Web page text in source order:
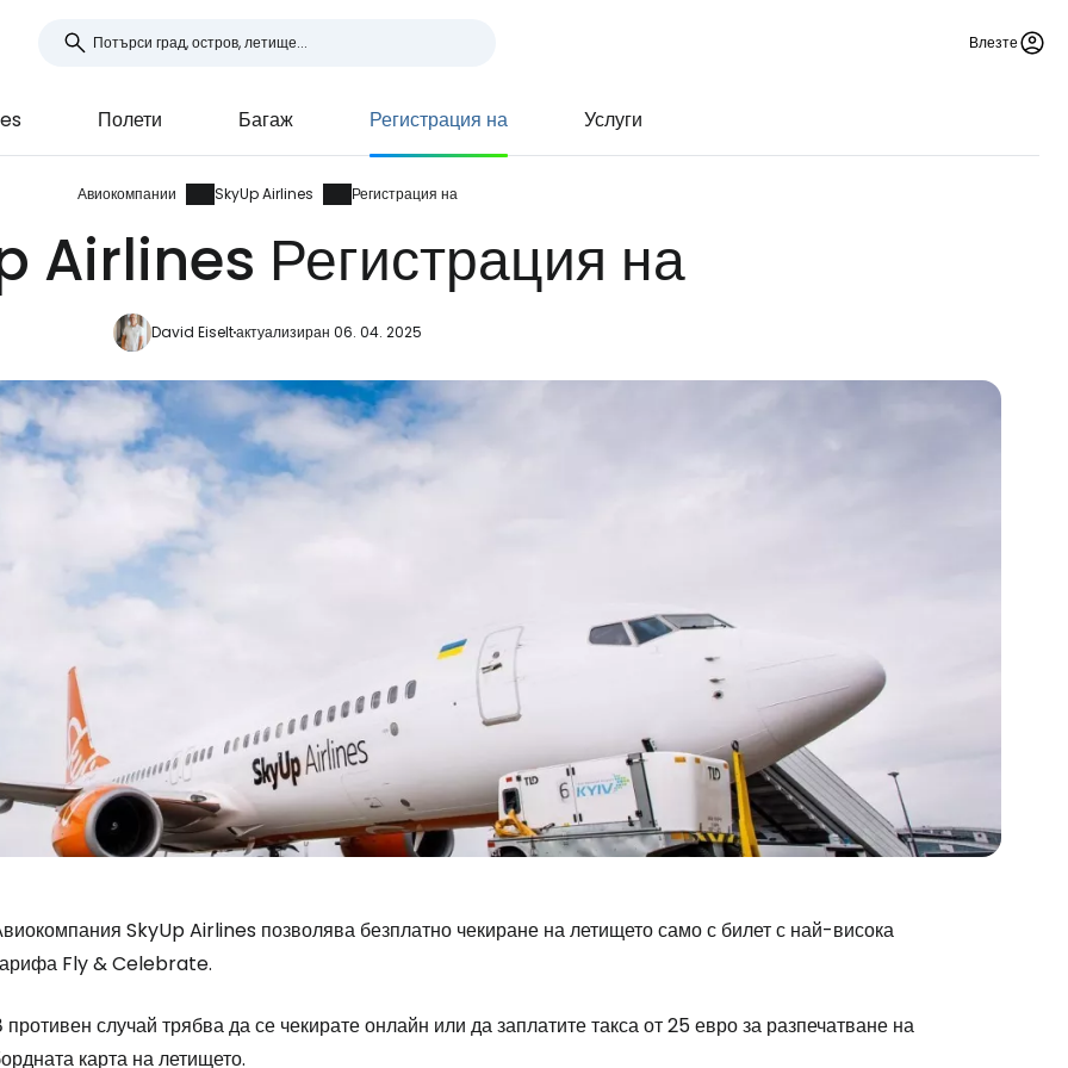
Влезте
Полети Багаж Регистрация на Услуги
Авиокомпании SkyUp Airlines Регистрация на
Airlines Регистрация на
David Eiseltактуализиран 06. 04. 2025
SkyUp Airlines позволява безплатно чекиране на летището само с билет с най-висока
Fly & Celebrate.
противен случай трябва да се чекирате онлайн или да заплатите такса от 25 евро за разпечатване на
карта на летището.